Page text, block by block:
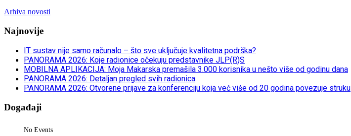
Arhiva novosti
Najnovije
IT sustav nije samo računalo – što sve uključuje kvalitetna podrška?
PANORAMA 2026: Koje radionice očekuju predstavnike JLP(R)S
MOBILNA APLIKACIJA: Moja Makarska premašila 3.000 korisnika u nešto više od godinu dana
PANORAMA 2026: Detaljan pregled svih radionica
PANORAMA 2026: Otvorene prijave za konferenciju koja već više od 20 godina povezuje struku
Događaji
No Events